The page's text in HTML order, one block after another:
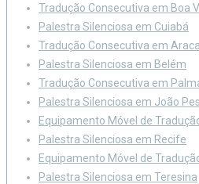
Tradução Consecutiva em Boa
Palestra Silenciosa em Cuiabá
Tradução Consecutiva em
Palestra Silenciosa em Belém
Tradução Consecutiva em
Palestra Silenciosa em João
Equipamento Móvel de
Palestra Silenciosa em Recife
Equipamento Móvel de
Palestra Silenciosa em Teresina